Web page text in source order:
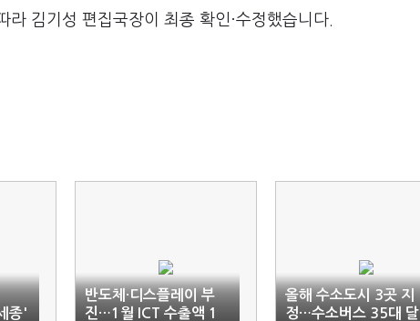
김기성 편집국장이 최종 확인·수정했습니다.
종'
반도체·디스플레이 부
진…1월 ICT 수출액 1
올해 수소도시 3곳 지
정…수소버스 35대 달